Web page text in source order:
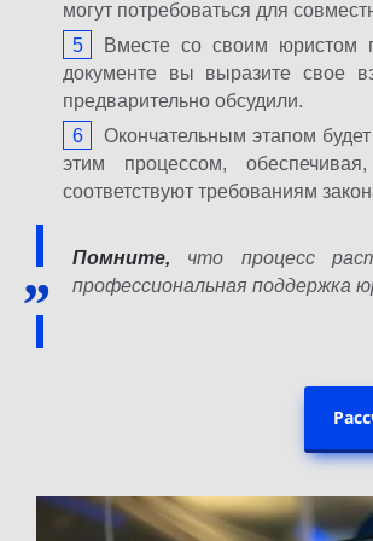
могут потребоваться для
Вместе со своим юристом
документе вы выразите свое
предварительно обсудили.
Окончательным этапом
этим процессом,
соответствуют требованиям
Помните, что процесс
профессиональная поддержка